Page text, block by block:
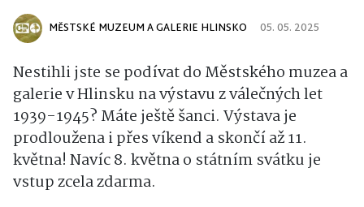
MĚSTSKÉ MUZEUM A GALERIE HLINSKO 05. 05. 2025
Nestihli jste se podívat do Městského muzea a
galerie v Hlinsku na výstavu z válečných let
1939-1945? Máte ještě šanci. Výstava je
prodloužena i přes víkend a skončí až 11.
května! Navíc 8. května o státním svátku je
vstup zcela zdarma.